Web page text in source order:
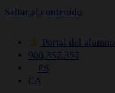
Saltar al contenido
Portal del alumno
900 357 357
ES
CA